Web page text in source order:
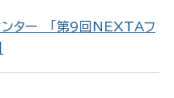
ター 「第9回NEXTAフ